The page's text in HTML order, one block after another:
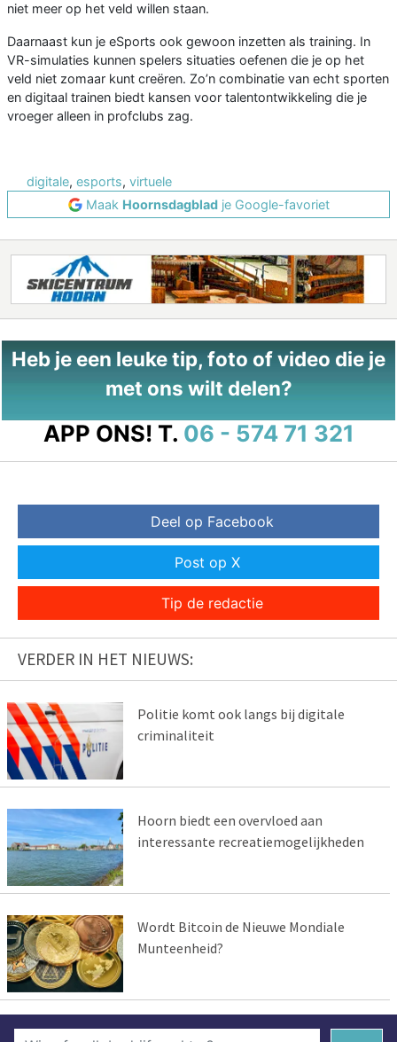
niet meer op het veld willen staan.
Daarnaast kun je eSports ook gewoon inzetten als training. In
VR-simulaties kunnen spelers situaties oefenen die je op het
veld niet zomaar kunt creëren. Zo’n combinatie van echt sporten
en digitaal trainen biedt kansen voor talentontwikkeling die je
vroeger alleen in profclubs zag.
digitale, esports, virtuele
Maak Hoornsdagbladje Google-favoriet
Heb je een leuke tip, foto of video die je
met ons wilt delen?
APP ONS! T. 06 - 574 71 321
Deel op Facebook
Post op X
Tip de redactie
VERDER IN HET NIEUWS:
Politie komt ook langs bij digitale
criminaliteit
Hoorn biedt een overvloed aan
interessante recreatiemogelijkheden
Wordt Bitcoin de Nieuwe Mondiale
Munteenheid?